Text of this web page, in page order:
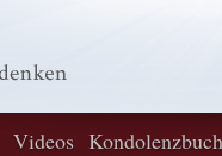
Videos Kondolenzbuch